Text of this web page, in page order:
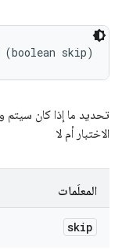
(boolean skip)
تحديد ما إذا كان
الاختبار أم لا
المعلَمات
skip